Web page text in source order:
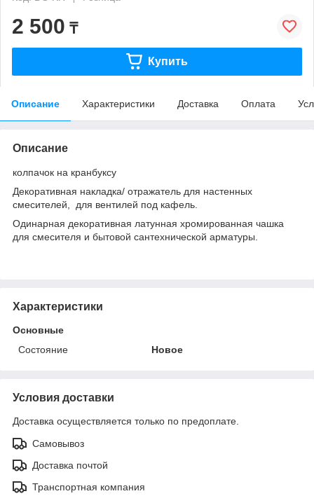
2 500 ₸
Купить
Описание Характеристики Доставка Оплата
Описание
колпачок на кранбуксу
Декоративная накладка/ отражатель для настенных
смесителей, для вентилей под кафель.
Одинарная декоративная латунная хромированная чашка
для смесителя и бытовой сантехнической арматуры.
Характеристики
Основные
Состояние
Новое
Условия доставки
Доставка осуществляется только по предоплате.
Самовывоз
Доставка почтой
Транспортная компания